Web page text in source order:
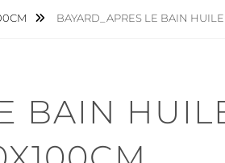
BAYARD_APRES LE BAIN
BAIN